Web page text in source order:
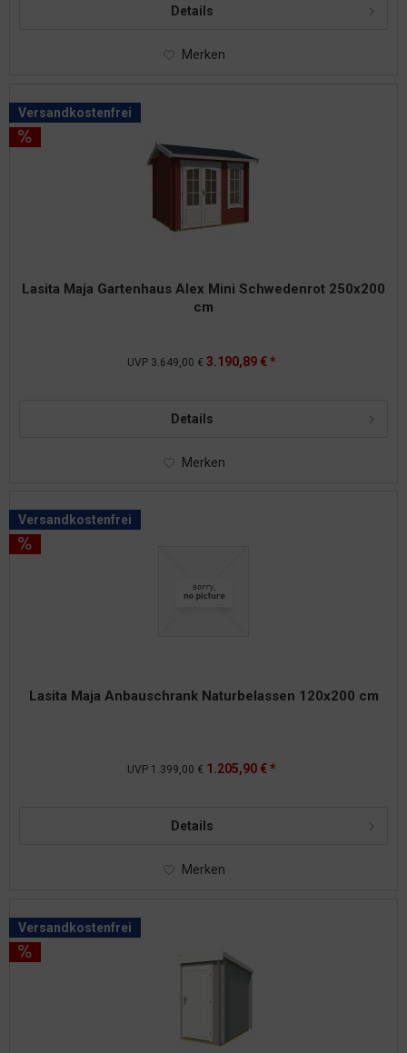
Details
Merken
Versandkostenfrei
Lasita Maja Gartenhaus Alex Mini Schwedenrot 250x200
cm
UVP 3.649,00 € 3.190,89 € *
Details
Merken
Versandkostenfrei
Lasita Maja Anbauschrank Naturbelassen 120x200 cm
UVP 1.399,00 € 1.205,90 € *
Details
Merken
Versandkostenfrei